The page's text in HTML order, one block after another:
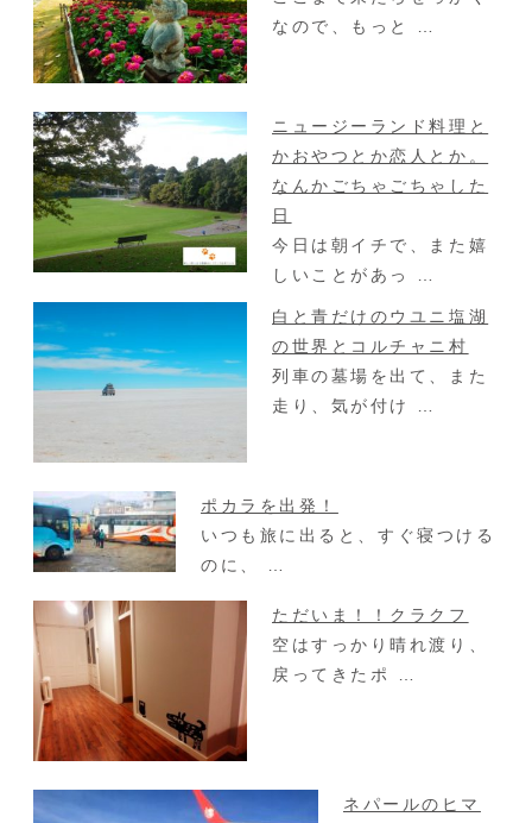
なので、もっと …
ニュージーランド料理と
かおやつとか恋人とか。
なんかごちゃごちゃした
日
今日は朝イチで、また嬉
しいことがあっ …
白と青だけのウユニ塩湖
の世界とコルチャニ村
列車の墓場を出て、また
走り、気が付け …
ポカラを出発！
いつも旅に出ると、すぐ寝つける
のに、 …
ただいま！！クラクフ
空はすっかり晴れ渡り、
戻ってきたポ …
ネパールのヒマ